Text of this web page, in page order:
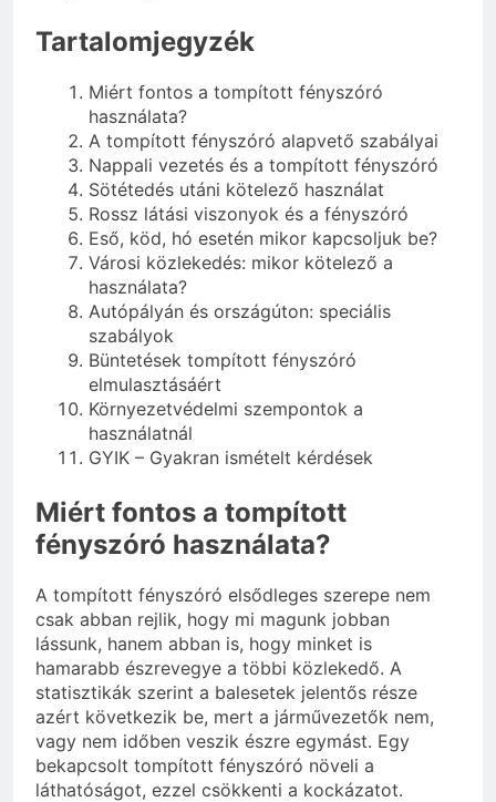
Tartalomjegyzék
Miért fontos a tompított fényszóró
használata?
A tompított fényszóró alapvető szabályai
Nappali vezetés és a tompított fényszóró
Sötétedés utáni kötelező használat
Rossz látási viszonyok és a fényszóró
Eső, köd, hó esetén mikor kapcsoljuk be?
Városi közlekedés: mikor kötelező a
használata?
Autópályán és országúton: speciális
szabályok
Büntetések tompított fényszóró
elmulasztásáért
Környezetvédelmi szempontok a
használatnál
GYIK – Gyakran ismételt kérdések
Miért fontos a tompított
fényszóró használata?
A tompított fényszóró elsődleges szerepe nem
csak abban rejlik, hogy mi magunk jobban
lássunk, hanem abban is, hogy minket is
hamarabb észrevegye a többi közlekedő. A
statisztikák szerint a balesetek jelentős része
azért következik be, mert a járművezetők nem,
vagy nem időben veszik észre egymást. Egy
bekapcsolt tompított fényszóró növeli a
láthatóságot, ezzel csökkenti a kockázatot.